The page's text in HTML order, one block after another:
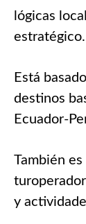
lógicas
estratégico.
Está
destinos
Ecuador-
También
y